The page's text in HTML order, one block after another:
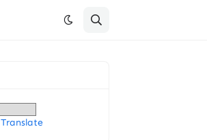
Translate